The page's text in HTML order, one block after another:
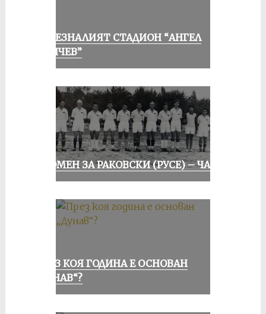
ИЗЧЕЗНАЛИЯТ СТАДИОН “АНГЕЛ
КЪНЧЕВ”
СПОМЕН ЗА РАКОВСКИ (РУСЕ) – ЧАСТ I
ПРЕЗ КОЯ ГОДИНА Е ОСНОВАН
„ДУНАВ“?